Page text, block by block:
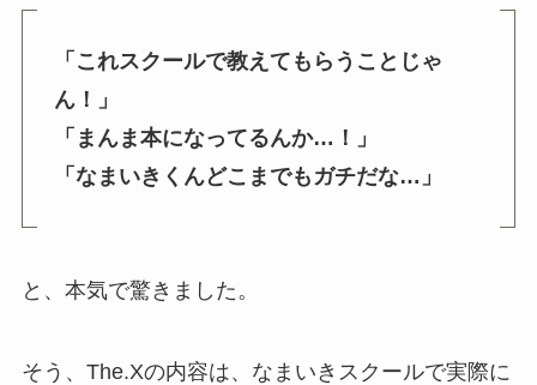
「これスクールで教えてもらうことじゃ
ん！」
「まんま本になってるんか…！」
「なまいきくんどこまでもガチだな…」
と、本気で驚きました。
そう、The.Xの内容は、なまいきスクールで実際に